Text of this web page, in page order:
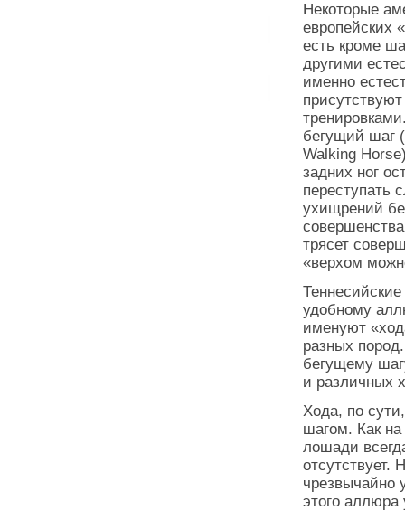
Некоторые
европейских
есть кроме
другими
именно
бегущий шаг
Walking
задних ног
переступать
ухищрений
трясет
«верхом
удобному
именуют
разных
бегущему
и различных
Хода, по
шагом. Как
лошади
отсутствует.
чрезвычайно
этого аллюра